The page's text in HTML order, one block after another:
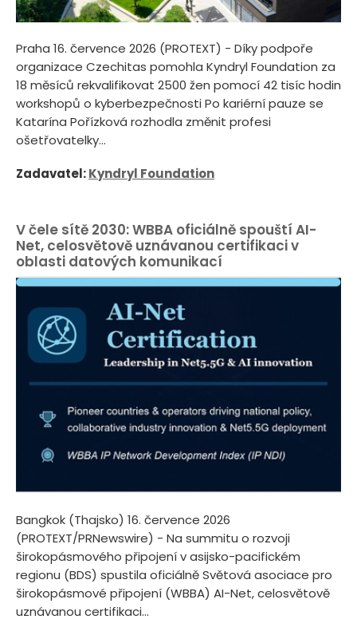
Praha 16. července 2026 (PROTEXT) - Díky podpoře
organizace Czechitas pomohla Kyndryl Foundation za
18 měsíců rekvalifikovat 2500 žen pomocí 42 tisíc hodin
workshopů o kyberbezpečnosti Po kariérní pauze se
Katarína Pořízková rozhodla změnit profesi
ošetřovatelky...
Zadavatel:Kyndryl Foundation
V čele sítě 2030: WBBA oficiálně spouští AI-
Net, celosvětově uznávanou certifikaci v
oblasti datových komunikací
Bangkok (Thajsko) 16. července 2026
(PROTEXT/PRNewswire) - Na summitu o rozvoji
širokopásmového připojení v asijsko-pacifickém
regionu (BDS) spustila oficiálně Světová asociace pro
širokopásmové připojení (WBBA) AI-Net, celosvětově
uznávanou certifikaci...